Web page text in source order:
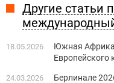
Другие статьи
18.05.2026
Южная Африка
Европейского
24.03.2026
Берлинале